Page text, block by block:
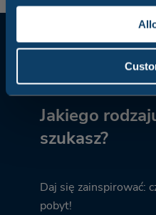
Jakiego
szukasz?
Daj się zainspirować:
pobyt!